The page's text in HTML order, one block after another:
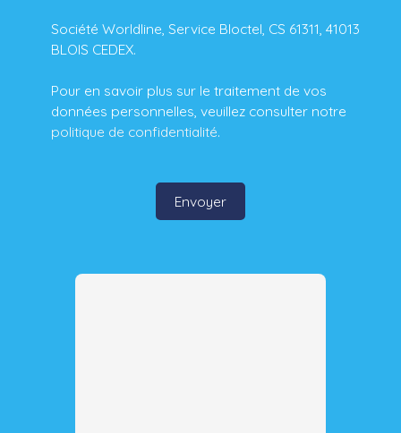
Société Worldline, Service Bloctel, CS 61311, 41013
BLOIS CEDEX.
Pour en savoir plus sur le traitement de vos
données personnelles, veuillez consulter notre
politique de confidentialité.
Envoyer